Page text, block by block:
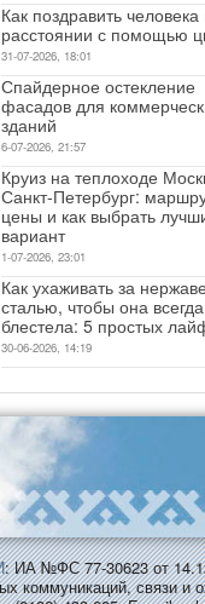
Как поздравить человека
расстоянии с помощью
31-07-2026, 18:01
Спайдерное остекление
фасадов для
зданий
6-07-2026, 21:57
Круиз на теплоходе
Санкт-Петербург:
цены и как выбрать
вариант
1-07-2026, 23:01
Как ухаживать за
сталью, чтобы она всегда
блестела: 5 простых
30-06-2026, 14:19
: ИА №ФС 77-30623 от
связи и